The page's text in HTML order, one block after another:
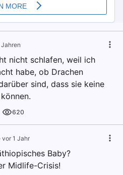
nicht schlafen, weil ich
habe, ob Drachen
sind, dass sie keine
620
· vor 1 Jahr
Baby?
Midlife-Crisis!